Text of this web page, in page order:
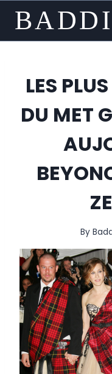
content
LES
DU MET
By